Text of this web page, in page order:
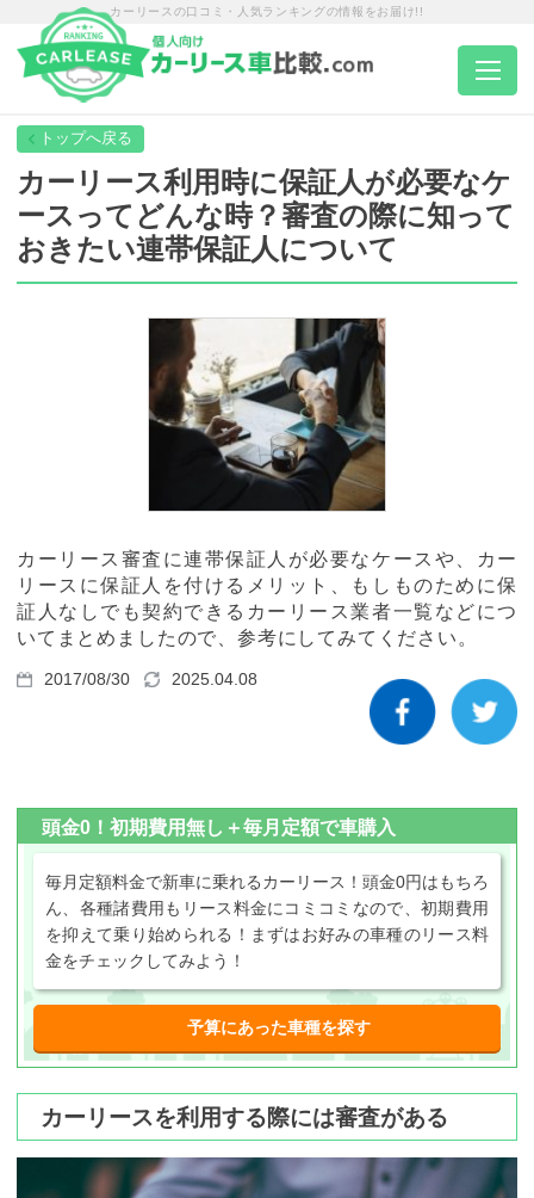
カーリースの口コミ・人気ランキングの情報をお届け!!
トップページ
カーリース一覧
エリア別店舗一覧
お役立ち記事
閉じる
カーリース利用時に保証人が必要なケ
ースってどんな時？審査の際に知って
おきたい連帯保証人について
カーリース審査に連帯保証人が必要なケースや、カー
リースに保証人を付けるメリット、もしものために保
証人なしでも契約できるカーリース業者一覧などにつ
いてまとめましたので、参考にしてみてください。
2017/08/30 2025.04.08
頭金0！初期費用無し＋毎月定額で車購入
毎月定額料金で新車に乗れるカーリース！頭金0円はもちろ
ん、各種諸費用もリース料金にコミコミなので、初期費用
を抑えて乗り始められる！まずはお好みの車種のリース料
金をチェックしてみよう！
予算にあった車種を探す
カーリースを利用する際には審査がある